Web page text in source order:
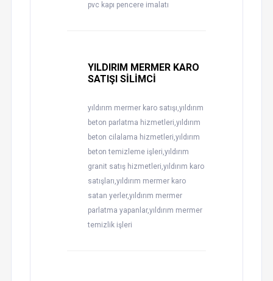
pvc kapı pencere imalatı
YILDIRIM MERMER KARO
SATIŞI SİLİMCİ
yıldırım mermer karo satışı,yıldırım
beton parlatma hizmetleri,yıldırım
beton cilalama hizmetleri,yıldırım
beton temizleme işleri,yıldırım
granit satış hizmetleri,yıldırım karo
satışları,yıldırım mermer karo
satan yerler,yıldırım mermer
parlatma yapanlar,yıldırım mermer
temizlik işleri